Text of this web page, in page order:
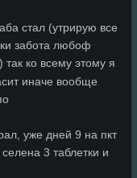
стал (утрирую все
забота любоф
так ко всему этому я
иначе вообще
уже дней 9 на пкт
3 таблетки и